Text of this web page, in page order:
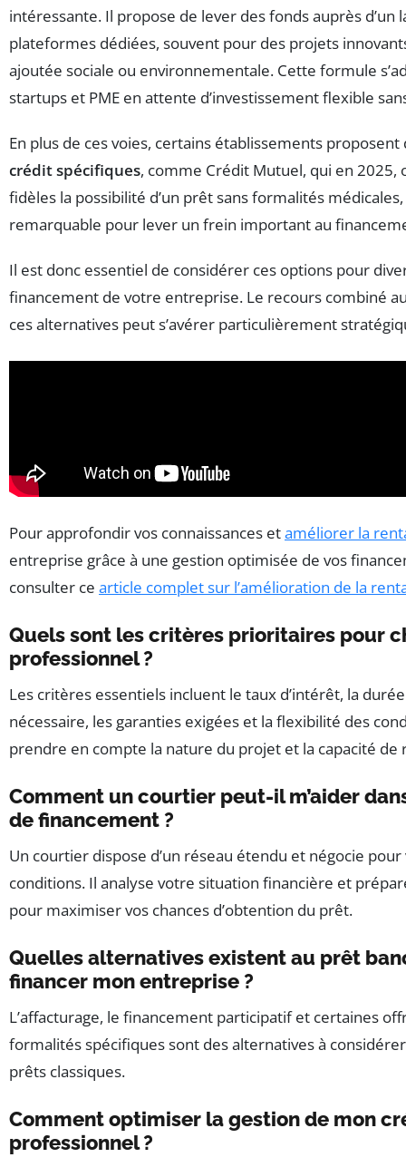
intéressante. Il propose de lever des fonds auprès d’un
plateformes dédiées, souvent pour des projets
ajoutée sociale ou environnementale. Cette formule
startups et PME en attente d’investissement flexible
En plus de ces voies, certains établissements
crédit spécifiques, comme Crédit Mutuel, qui en 2025,
fidèles la possibilité d’un prêt sans formalités
remarquable pour lever un frein important au
Il est donc essentiel de considérer ces options pour
financement de votre entreprise. Le recours combiné
ces alternatives peut s’avérer particulièrement
Pour approfondir vos connaissances etaméliorer la
entreprise grâce à une gestion optimisée de vos
consulter ce article complet sur l’amélioration de la
Quels sont les critères prioritaires pour
professionnel ?
Les critères essentiels incluent le taux d’intérêt, la
nécessaire, les garanties exigées et la flexibilité des
prendre en compte la nature du projet et la capacité
Comment un courtier peut-il m’aider
de financement ?
Un courtier dispose d’un réseau étendu et négocie
conditions. Il analyse votre situation financière et
pour maximiser vos chances d’obtention du prêt.
Quelles alternatives existent au prêt
financer mon entreprise ?
L’affacturage, le financement participatif et certaines
formalités spécifiques sont des alternatives à
prêts classiques.
Comment optimiser la gestion de mon
professionnel ?